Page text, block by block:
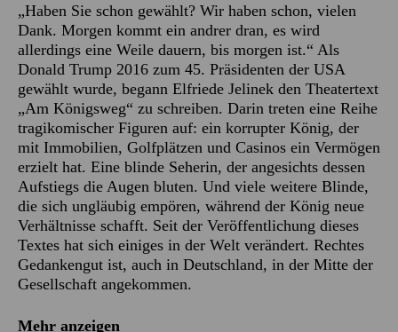
„Haben Sie schon gewählt? Wir haben schon, vielen
Dank. Morgen kommt ein andrer dran, es wird
allerdings eine Weile dauern, bis morgen ist.“ Als
Donald Trump 2016 zum 45. Präsidenten der USA
gewählt wurde, begann Elfriede Jelinek den Theatertext
„Am Königsweg“ zu schreiben. Darin treten eine Reihe
tragikomischer Figuren auf: ein korrupter König, der
mit Immobilien, Golfplätzen und Casinos ein Vermögen
erzielt hat. Eine blinde Seherin, der angesichts dessen
Aufstiegs die Augen bluten. Und viele weitere Blinde,
die sich ungläubig empören, während der König neue
Verhältnisse schafft. Seit der Veröffentlichung dieses
Textes hat sich einiges in der Welt verändert. Rechtes
Gedankengut ist, auch in Deutschland, in der Mitte der
Gesellschaft angekommen.
Mehr anzeigen